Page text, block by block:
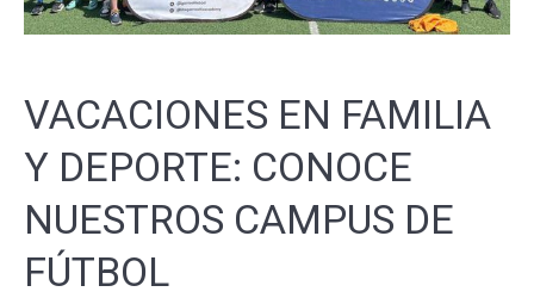
VACACIONES EN FAMILIA
Y DEPORTE: CONOCE
NUESTROS CAMPUS DE
FÚTBOL